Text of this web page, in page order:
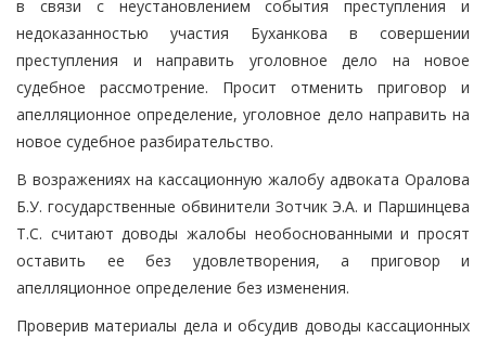
в связи с неустановлением события преступления и
недоказанностью участия Буханкова в совершении
преступления и направить уголовное дело на новое
судебное рассмотрение. Просит отменить приговор и
апелляционное определение, уголовное дело направить на
новое судебное разбирательство.
В возражениях на кассационную жалобу адвоката Оралова
Б.У. государственные обвинители Зотчик Э.А. и Паршинцева
Т.С. считают доводы жалобы необоснованными и просят
оставить ее без удовлетворения, а приговор и
апелляционное определение без изменения.
Проверив материалы дела и обсудив доводы кассационных